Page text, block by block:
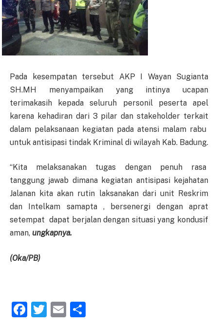
Pada kesempatan tersebut AKP I Wayan Sugianta
SH.MH menyampaikan yang intinya ucapan
terimakasih kepada seluruh personil peserta apel
karena kehadiran dari 3 pilar dan stakeholder terkait
dalam pelaksanaan kegiatan pada atensi malam rabu
untuk antisipasi tindak Kriminal di wilayah Kab. Badung.
“Kita melaksanakan tugas dengan penuh rasa
tanggung jawab dimana kegiatan antisipasi kejahatan
Jalanan kita akan rutin laksanakan dari unit Reskrim
dan Intelkam samapta , bersenergi dengan aprat
setempat dapat berjalan dengan situasi yang kondusif
aman, ungkapnya.
(Oka/PB)
Facebook
Twitter
Email